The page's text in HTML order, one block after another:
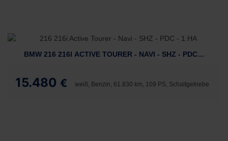
BMW 216 216I ACTIVE TOURER - NAVI - SHZ - PDC - 1.HA
15.480 € weiß, Benzin, 61.830 km, 109 PS, Schaltgetriebe